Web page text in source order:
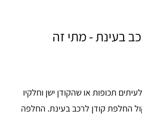
בעינת - מתי זה
תכופות או שהקודן ישן וחלקיו
החלפת קודן לרכב בעינת. החלפה